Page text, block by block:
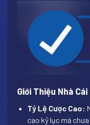
Giới Thiệu Nhà
Tỷ Lệ Cược Cao:
cao kỷ lục mà